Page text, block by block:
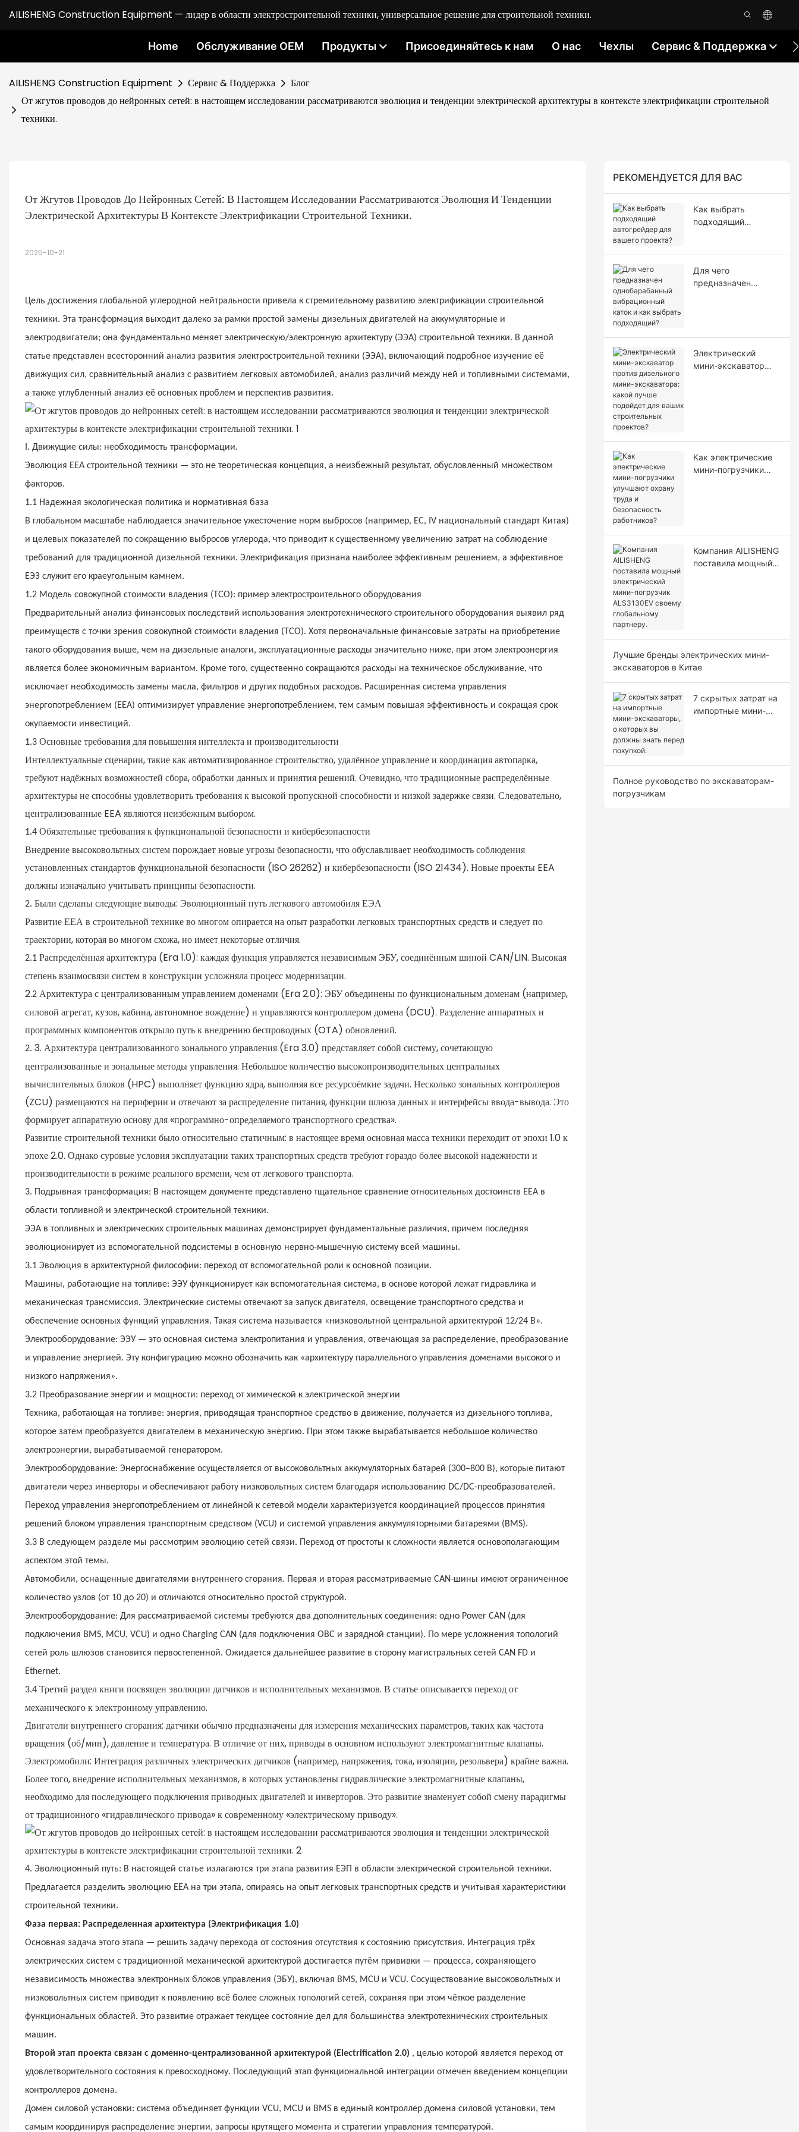
AILISHENG Construction Equipment — лидер в области электростроительной техники, универсальное решение для строительной техники.
Home Обслуживание OEM Продукты Присоединяйтесь к нам О нас Чехлы Сервис & Поддержка
AILISHENG Construction Equipment Сервис & Поддержка
Блог
От жгутов проводов до нейронных сетей: в настоящем исследовании рассматриваются эволюция и тенденции электрической архитектуры в контексте электрификации строительной
техники.
От Жгутов Проводов До Нейронных Сетей: В Настоящем Исследовании Рассматриваются Эволюция И Тенденции
Электрической Архитектуры В Контексте Электрификации Строительной Техники.
2025-10-21
Цель достижения глобальной углеродной нейтральности привела к стремительному развитию электрификации строительной
техники. Эта трансформация выходит далеко за рамки простой замены дизельных двигателей на аккумуляторные и
электродвигатели; она фундаментально меняет электрическую/электронную архитектуру (ЭЭА) строительной техники. В данной
статье представлен всесторонний анализ развития электростроительной техники (ЭЭА), включающий подробное изучение её
движущих сил, сравнительный анализ с развитием легковых автомобилей, анализ различий между ней и топливными системами,
а также углубленный анализ её основных проблем и перспектив развития.
I. Движущие силы: необходимость трансформации.
Эволюция ЕЕА строительной техники — это не теоретическая концепция, а неизбежный результат, обусловленный множеством
факторов.
1.1 Надежная экологическая политика и нормативная база
В глобальном масштабе наблюдается значительное ужесточение норм выбросов (например, ЕС, IV национальный стандарт Китая)
и целевых показателей по сокращению выбросов углерода, что приводит к существенному увеличению затрат на соблюдение
требований для традиционной дизельной техники. Электрификация признана наиболее эффективным решением, а эффективное
ЕЭЗ служит его краеугольным камнем.
1.2 Модель совокупной стоимости владения (TCO): пример электростроительного оборудования
Предварительный анализ финансовых последствий использования электротехнического строительного оборудования выявил ряд
преимуществ с точки зрения совокупной стоимости владения (TCO). Хотя первоначальные финансовые затраты на приобретение
такого оборудования выше, чем на дизельные аналоги, эксплуатационные расходы значительно ниже, при этом электроэнергия
является более экономичным вариантом. Кроме того, существенно сокращаются расходы на техническое обслуживание, что
исключает необходимость замены масла, фильтров и других подобных расходов. Расширенная система управления
энергопотреблением (EEA) оптимизирует управление энергопотреблением, тем самым повышая эффективность и сокращая срок
окупаемости инвестиций.
1.3 Основные требования для повышения интеллекта и производительности
Интеллектуальные сценарии, такие как автоматизированное строительство, удалённое управление и координация автопарка,
требуют надёжных возможностей сбора, обработки данных и принятия решений. Очевидно, что традиционные распределённые
архитектуры не способны удовлетворить требования к высокой пропускной способности и низкой задержке связи. Следовательно,
централизованные EEA являются неизбежным выбором.
1.4 Обязательные требования к функциональной безопасности и кибербезопасности
Внедрение высоковольтных систем порождает новые угрозы безопасности, что обуславливает необходимость соблюдения
установленных стандартов функциональной безопасности (ISO 26262) и кибербезопасности (ISO 21434). Новые проекты EEA
должны изначально учитывать принципы безопасности.
2. Были сделаны следующие выводы: Эволюционный путь легкового автомобиля ЕЭА
Развитие ЕЕА в строительной технике во многом опирается на опыт разработки легковых транспортных средств и следует по
траектории, которая во многом схожа, но имеет некоторые отличия.
2.1 Распределённая архитектура (Era 1.0): каждая функция управляется независимым ЭБУ, соединённым шиной CAN/LIN. Высокая
степень взаимосвязи систем в конструкции усложняла процесс модернизации.
2.2 Архитектура с централизованным управлением доменами (Era 2.0): ЭБУ объединены по функциональным доменам (например,
силовой агрегат, кузов, кабина, автономное вождение) и управляются контроллером домена (DCU). Разделение аппаратных и
программных компонентов открыло путь к внедрению беспроводных (OTA) обновлений.
2. 3. Архитектура централизованного зонального управления (Era 3.0) представляет собой систему, сочетающую
централизованные и зональные методы управления. Небольшое количество высокопроизводительных центральных
вычислительных блоков (HPC) выполняет функцию ядра, выполняя все ресурсоёмкие задачи. Несколько зональных контроллеров
(ZCU) размещаются на периферии и отвечают за распределение питания, функции шлюза данных и интерфейсы ввода-вывода. Это
формирует аппаратную основу для «программно-определяемого транспортного средства».
Развитие строительной техники было относительно статичным: в настоящее время основная масса техники переходит от эпохи 1.0 к
эпохе 2.0. Однако суровые условия эксплуатации таких транспортных средств требуют гораздо более высокой надежности и
производительности в режиме реального времени, чем от легкового транспорта.
3. Подрывная трансформация: В настоящем документе представлено тщательное сравнение относительных достоинств ЕЕА в
области топливной и электрической строительной техники.
ЭЭА в топливных и электрических строительных машинах демонстрирует фундаментальные различия, причем последняя
эволюционирует из вспомогательной подсистемы в основную нервно-мышечную систему всей машины.
3.1 Эволюция в архитектурной философии: переход от вспомогательной роли к основной позиции.
Машины, работающие на топливе: ЭЭУ функционирует как вспомогательная система, в основе которой лежат гидравлика и
механическая трансмиссия. Электрические системы отвечают за запуск двигателя, освещение транспортного средства и
обеспечение основных функций управления. Такая система называется «низковольтной центральной архитектурой 12/24 В».
Электрооборудование: ЭЭУ — это основная система электропитания и управления, отвечающая за распределение, преобразование
и управление энергией. Эту конфигурацию можно обозначить как «архитектуру параллельного управления доменами высокого и
низкого напряжения».
3.2 Преобразование энергии и мощности: переход от химической к электрической энергии
Техника, работающая на топливе: энергия, приводящая транспортное средство в движение, получается из дизельного топлива,
которое затем преобразуется двигателем в механическую энергию. При этом также вырабатывается небольшое количество
электроэнергии, вырабатываемой генератором.
Электрооборудование: Энергоснабжение осуществляется от высоковольтных аккумуляторных батарей (300–800 В), которые питают
двигатели через инверторы и обеспечивают работу низковольтных систем благодаря использованию DC/DC-преобразователей.
Переход управления энергопотреблением от линейной к сетевой модели характеризуется координацией процессов принятия
решений блоком управления транспортным средством (VCU) и системой управления аккумуляторными батареями (BMS).
3.3 В следующем разделе мы рассмотрим эволюцию сетей связи. Переход от простоты к сложности является основополагающим
аспектом этой темы.
Автомобили, оснащенные двигателями внутреннего сгорания. Первая и вторая рассматриваемые CAN-шины имеют ограниченное
количество узлов (от 10 до 20) и отличаются относительно простой структурой.
Электрооборудование: Для рассматриваемой системы требуются два дополнительных соединения: одно Power CAN (для
подключения BMS, MCU, VCU) и одно Charging CAN (для подключения OBC и зарядной станции). По мере усложнения топологий
сетей роль шлюзов становится первостепенной. Ожидается дальнейшее развитие в сторону магистральных сетей CAN FD и
Ethernet.
3.4 Третий раздел книги посвящен эволюции датчиков и исполнительных механизмов. В статье описывается переход от
механического к электронному управлению.
Двигатели внутреннего сгорания: датчики обычно предназначены для измерения механических параметров, таких как частота
вращения (об/мин), давление и температура. В отличие от них, приводы в основном используют электромагнитные клапаны.
Электромобили: Интеграция различных электрических датчиков (например, напряжения, тока, изоляции, резольвера) крайне важна.
Более того, внедрение исполнительных механизмов, в которых установлены гидравлические электромагнитные клапаны,
необходимо для последующего подключения приводных двигателей и инверторов. Это развитие знаменует собой смену парадигмы
от традиционного «гидравлического привода» к современному «электрическому приводу».
4. Эволюционный путь: В настоящей статье излагаются три этапа развития ЕЭП в области электрической строительной техники.
Предлагается разделить эволюцию ЕЕА на три этапа, опираясь на опыт легковых транспортных средств и учитывая характеристики
строительной техники.
Фаза первая: Распределенная архитектура (Электрификация 1.0)
Основная задача этого этапа — решить задачу перехода от состояния отсутствия к состоянию присутствия. Интеграция трёх
электрических систем с традиционной механической архитектурой достигается путём прививки — процесса, сохраняющего
независимость множества электронных блоков управления (ЭБУ), включая BMS, MCU и VCU. Сосуществование высоковольтных и
низковольтных систем приводит к появлению всё более сложных топологий сетей, сохраняя при этом чёткое разделение
функциональных областей. Это развитие отражает текущее состояние дел для большинства электротехнических строительных
машин.
Второй этап проекта связан с доменно-централизованной архитектурой (Electrification 2.0) , целью которой является переход от
удовлетворительного состояния к превосходному. Последующий этап функциональной интеграции отмечен введением концепции
контроллеров домена.
Домен силовой установки: система объединяет функции VCU, MCU и BMS в единый контроллер домена силовой установки, тем
самым координируя распределение энергии, запросы крутящего момента и стратегии управления температурой.
РЕКОМЕНДУЕТСЯ ДЛЯ ВАС
Как выбрать
подходящий
Для чего
предназначен
Электрический
мини-экскаватор
проектов?
Как электрические
мини-погрузчики
Компания AILISHENG
поставила мощный
Лучшие бренды электрических мини-
экскаваторов в Китае
7 скрытых затрат на
импортные мини-
Полное руководство по экскаваторам-
погрузчикам